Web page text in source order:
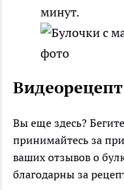
минут.
Видеорецепт
Вы еще здесь?
принимайтесь за
ваших отзывов о
благодарны за